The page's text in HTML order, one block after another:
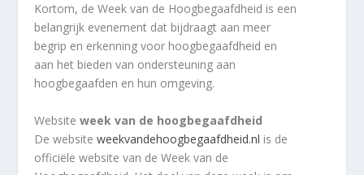
Kortom, de Week van de Hoogbegaafdheid is een
belangrijk evenement dat bijdraagt aan meer
begrip en erkenning voor hoogbegaafdheid en
aan het bieden van ondersteuning aan
hoogbegaafden en hun omgeving.
Websiteweek van de hoogbegaafdheid
De websiteweekvandehoogbegaafdheid.nl is de
officiële website van de Week van de